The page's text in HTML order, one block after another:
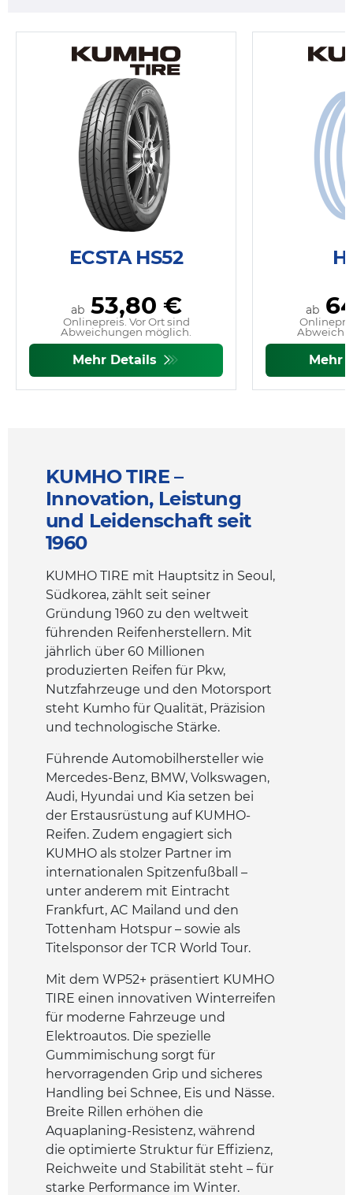
ECSTA HS52
ab53,80 €
Onlinepreis. Vor Ort sind
Abweichungen möglich.
Mehr Details
ab
Mehr
KUMHO TIRE –
Innovation, Leistung
und Leidenschaft seit
1960
KUMHO TIRE mit Hauptsitz in Seoul,
Südkorea, zählt seit seiner
Gründung 1960 zu den weltweit
führenden Reifenherstellern. Mit
jährlich über 60 Millionen
produzierten Reifen für Pkw,
Nutzfahrzeuge und den Motorsport
steht Kumho für Qualität, Präzision
und technologische Stärke.
Führende Automobilhersteller wie
Mercedes-Benz, BMW, Volkswagen,
Audi, Hyundai und Kia setzen bei
der Erstausrüstung auf KUMHO-
Reifen. Zudem engagiert sich
KUMHO als stolzer Partner im
internationalen Spitzenfußball –
unter anderem mit Eintracht
Frankfurt, AC Mailand und den
Tottenham Hotspur – sowie als
Titelsponsor der TCR World Tour.
Mit dem WP52+ präsentiert KUMHO
TIRE einen innovativen Winterreifen
für moderne Fahrzeuge und
Elektroautos. Die spezielle
Gummimischung sorgt für
hervorragenden Grip und sicheres
Handling bei Schnee, Eis und Nässe.
Breite Rillen erhöhen die
Aquaplaning-Resistenz, während
die optimierte Struktur für Effizienz,
Reichweite und Stabilität steht – für
starke Performance im Winter.